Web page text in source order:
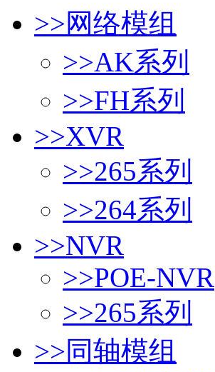
>>网络模组
>>AK系列
>>FH系列
>>XVR
>>265系列
>>264系列
>>NVR
>>POE-NVR
>>265系列
>>同轴模组